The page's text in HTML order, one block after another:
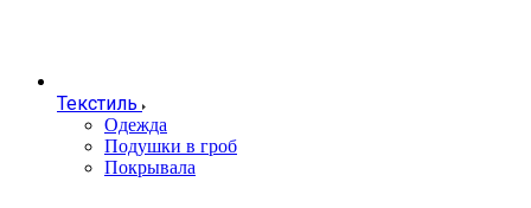
Текстиль
Одежда
Подушки в гроб
Покрывала